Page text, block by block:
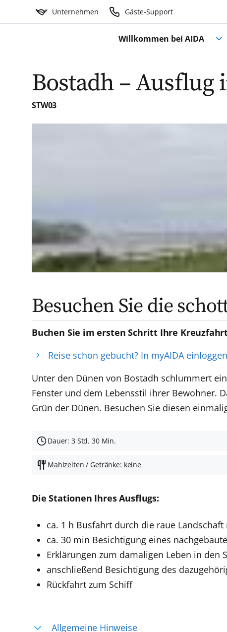
Unternehmen Gäste-Support
Willkommen bei AIDA
Bostadh – Ausflug
STW03
Besuchen Sie die
Buchen Sie im ersten Schritt Ihre
Reise schon gebucht? In myAIDA einloggen
Unter den Dünen von Bostadh schlummert
Fenster und dem Lebensstil ihrer Bewohner.
Grün der Dünen. Besuchen Sie diesen
Dauer: 3 Std. 30 Min.
Mahlzeiten / Getränke: keine
Die Stationen Ihres Ausflugs:
ca. 1 h Busfahrt durch die raue
ca. 30 min Besichtigung eines
Erklärungen zum damaligen Leben in den
anschließend Besichtigung des
Rückfahrt zum Schiff
Allgemeine Hinweise